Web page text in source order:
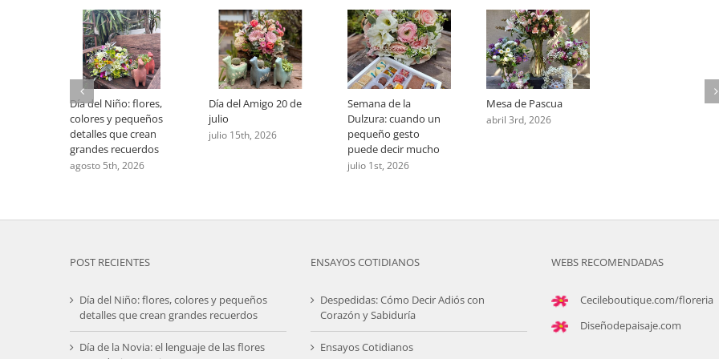
Día del Niño: flores,
colores y pequeños
detalles que crean
grandes recuerdos
agosto 5th, 2026
Día del Amigo 20 de
julio
julio 15th, 2026
Semana de la
Dulzura: cuando un
pequeño gesto
puede decir mucho
julio 1st, 2026
Mesa de Pascua
abril 3rd, 2026
POST RECIENTES
Día del Niño: flores, colores y pequeños
detalles que crean grandes recuerdos
Día de la Novia: el lenguaje de las flores
ENSAYOS COTIDIANOS
Despedidas: Cómo Decir Adiós con
Corazón y Sabiduría
Ensayos Cotidianos
WEBS RECOMENDADAS
Cecileboutique.com/floreria
Diseñodepaisaje.com